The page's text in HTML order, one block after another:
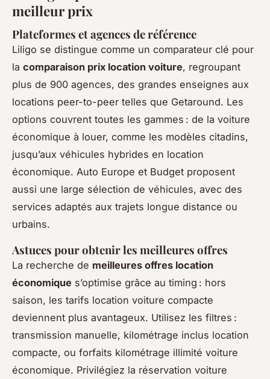
meilleur prix
Plateformes et agences de référence
Liligo se distingue comme un comparateur clé pour
la comparaison prix location voiture, regroupant
plus de 900 agences, des grandes enseignes aux
locations peer-to-peer telles que Getaround. Les
options couvrent toutes les gammes : de la voiture
économique à louer, comme les modèles citadins,
jusqu’aux véhicules hybrides en location
économique. Auto Europe et Budget proposent
aussi une large sélection de véhicules, avec des
services adaptés aux trajets longue distance ou
urbains.
Astuces pour obtenir les meilleures offres
La recherche de meilleures offres location
économique s’optimise grâce au timing : hors
saison, les tarifs location voiture compacte
deviennent plus avantageux. Utilisez les filtres :
transmission manuelle, kilométrage inclus location
compacte, ou forfaits kilométrage illimité voiture
économique. Privilégiez la réservation voiture